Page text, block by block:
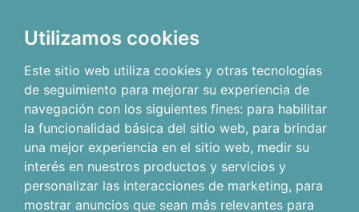
Utilizamos cookies
Este sitio web utiliza cookies y otras tecnologías
de seguimiento para mejorar su experiencia de
navegación con los siguientes fines: para habilitar
la funcionalidad básica del sitio web, para brindar
una mejor experiencia en el sitio web, medir su
interés en nuestros productos y servicios y
personalizar las interacciones de marketing, para
mostrar anuncios que sean más relevantes para